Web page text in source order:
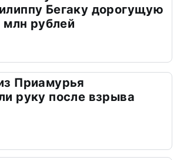
Бегаку дорогущую
млн рублей
Приамурья
руку после взрыва